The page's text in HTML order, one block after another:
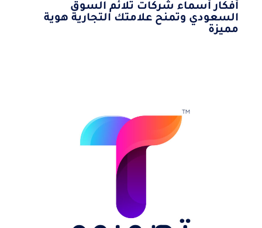
أفكار أسماء شركات تلائم السوق
السعودي وتمنح علامتك التجارية هوية
مميزة